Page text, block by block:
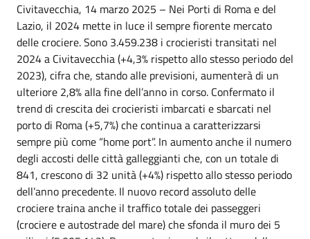
Civitavecchia, 14 marzo 2025 – Nei Porti di Roma e del
Lazio, il 2024 mette in luce il sempre fiorente mercato
delle crociere. Sono 3.459.238 i crocieristi transitati nel
2024 a Civitavecchia (+4,3% rispetto allo stesso periodo del
2023), cifra che, stando alle previsioni, aumenterà di un
ulteriore 2,8% alla fine dell’anno in corso. Confermato il
trend di crescita dei crocieristi imbarcati e sbarcati nel
porto di Roma (+5,7%) che continua a caratterizzarsi
sempre più come “home port”. In aumento anche il numero
degli accosti delle città galleggianti che, con un totale di
841, crescono di 32 unità (+4%) rispetto allo stesso periodo
dell’anno precedente. Il nuovo record assoluto delle
crociere traina anche il traffico totale dei passeggeri
(crociere e autostrade del mare) che sfonda il muro dei 5